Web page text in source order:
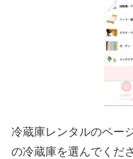
冷蔵庫レンタルのペー
の冷蔵庫を選んでくださ